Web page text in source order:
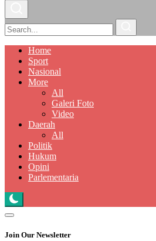
Home
Sport
Nasional
More
All
Galeri Foto
Video
Daerah
All
Politik
Hukum
Opini
Parlementaria
Join Our Newsletter